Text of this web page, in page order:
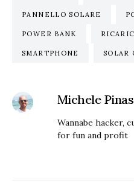
PANNELLO SOLARE
POWER BANK
SMARTPHONE SOLAR
Michele
Wannabe hacker,
for fun and profit